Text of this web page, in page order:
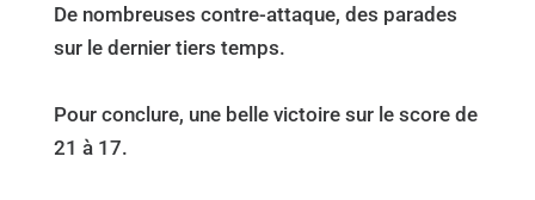
De nombreuses contre-attaque, des parades
sur le dernier tiers temps.
Pour conclure, une belle victoire sur le score de
21 à 17.